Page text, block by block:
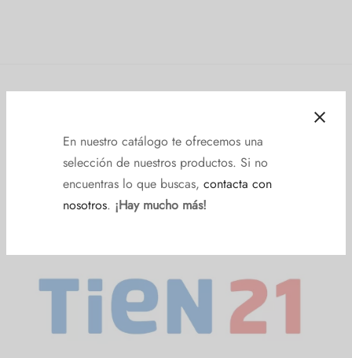
En nuestro catálogo te ofrecemos una
selección de nuestros productos. Si no
encuentras lo que buscas, contacta con
nosotros. ¡Hay mucho más!
Lunes a Viernes | Mon to Fri Sábado
10:00 a 13:30h | 17:30 a 20:30 10:00 a 13:30